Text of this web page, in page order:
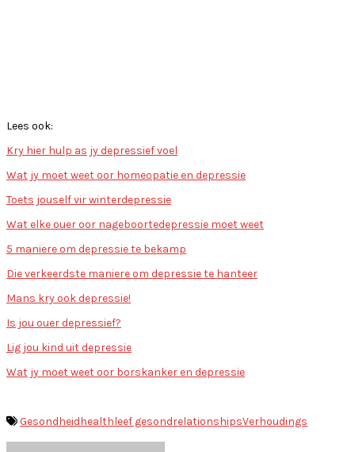
Lees ook:
Kry hier hulp as jy depressief voel
Wat jy moet weet oor homeopatie en depressie
Toets jouself vir winterdepressie
Wat elke ouer oor nageboortedepressie moet weet
5 maniere om depressie te bekamp
Die verkeerdste maniere om depressie te hanteer
Mans kry ook depressie!
Is jou ouer depressief?
Lig jou kind uit depressie
Wat jy moet weet oor borskanker en depressie
Gesondheidhealthleef gesondrelationshipsVerhoudings